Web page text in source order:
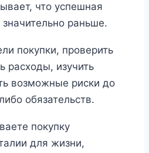
что успешная
раньше.
покупки, проверить
расходы, изучить
возможные риски до
обязательств.
покупку
для жизни,